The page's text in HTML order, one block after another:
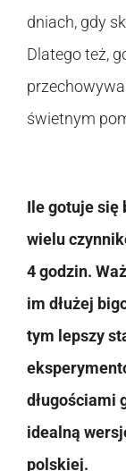
dniach, gdy
Dlatego też,
świetnym
Ile gotuje się
wielu
4 godzin.
im dłużej
tym lepszy
długościami
idealną
polskiej.